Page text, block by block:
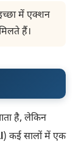
में एक्शन
हैं।
है, लेकिन
) कई सालों में एक